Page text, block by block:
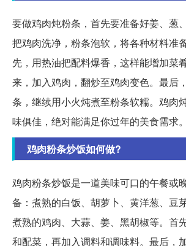
要做鸡肉炖粉条，首先要准备好姜、葱
把鸡肉洗净，粉条泡软，将各种材料准
先，用热油把配料爆香，这样能增加菜
来，加入鸡肉，翻炒至鸡肉变色。最后
条，继续用小火炖煮至粉条软糯。鸡肉
味俱佳，绝对能满足你过年的美食需求。
鸡肉粉条炒饭如何做?
鸡肉粉条炒饭是一道美味可口的午餐或
备：煮熟的白饭、胡萝卜、黄洋葱、豆
煮熟的鸡肉、大蒜、姜、黑胡椒等。首
和配菜，再加入调料和调味料。最后，